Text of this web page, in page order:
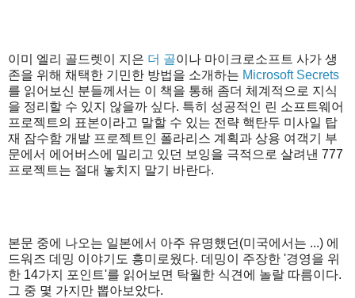
이미 엘리 골드렛이 지은 더 골이나 마이크로소프트 사가 생
존을 위해 채택한 기민한 방법을 소개하는 Microsoft Secrets
를 읽어보신 분들께서는 이 책을 통해 좀더 체계적으로 지식
을 정리할 수 있지 않을까 싶다. 특히 성공적인 린 소프트웨어
프로젝트의 표본이라고 말할 수 있는 전략 핵탄두 미사일 탑
재 잠수함 개발 프로젝트인 폴라리스 계획과 상용 여객기 부
문에서 에어버스에 밀리고 있던 보잉을 극적으로 살려낸 777
프로젝트는 절대 놓치지 말기 바란다.
본문 중에 나오는 일본에서 아주 유명했던(미국에서는 ...) 에
드워즈 데밍 이야기도 흥미로웠다. 데밍이 주장한 '경영을 위
한 14가지 포인트'를 읽어보면 탁월한 식견에 놀랄 따름이다.
그 중 몇 가지만 뽑아보았다.